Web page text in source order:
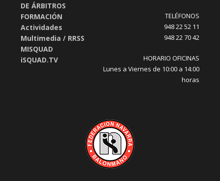
DE ÁRBITROS
FORMACIÓN
Actividades
Multimedia / RRSS
MISQUAD
iSQUAD.TV
TELÉFONOS
948 22 52 11
948 22 70 42
HORARIO OFICINAS
Lunes a Viernes de 10:00 a 14:00
horas